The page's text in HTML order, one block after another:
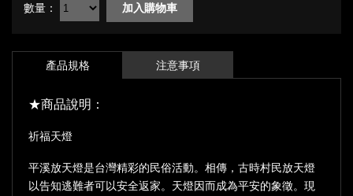
數量： 加入購物車
產品規格 注意事項
★商品說明：
祈福天燈
平溪放天燈是台灣精彩的民俗活動。相傳，古時村民放天燈
以告知逃難者可以安全返家。天燈因而成為平安的象徵。現